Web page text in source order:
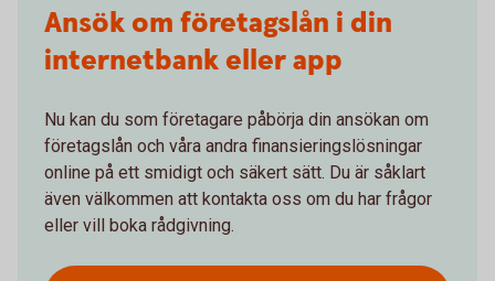
Ansök om företagslån i din
internetbank eller app
Nu kan du som företagare påbörja din ansökan om
företagslån och våra andra finansieringslösningar
online på ett smidigt och säkert sätt. Du är såklart
även välkommen att kontakta oss om du har frågor
eller vill boka rådgivning.